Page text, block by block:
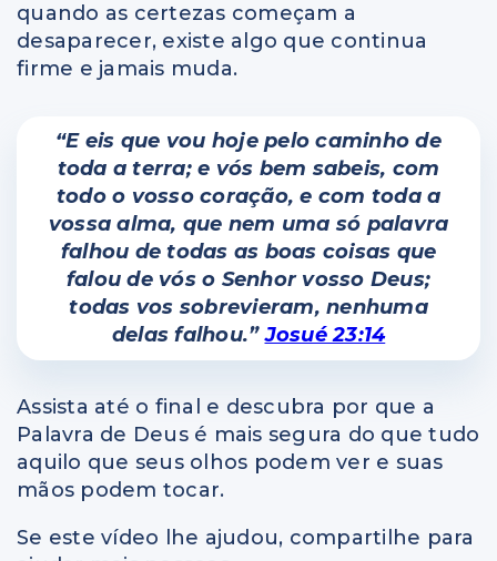
quando as certezas começam a
desaparecer, existe algo que continua
firme e jamais muda.
“E eis que vou hoje pelo caminho de
toda a terra; e vós bem sabeis, com
todo o vosso coração, e com toda a
vossa alma, que nem uma só palavra
falhou de todas as boas coisas que
falou de vós o Senhor vosso Deus;
todas vos sobrevieram, nenhuma
delas falhou.” Josué 23:14
Assista até o final e descubra por que a
Palavra de Deus é mais segura do que tudo
aquilo que seus olhos podem ver e suas
mãos podem tocar.
Se este vídeo lhe ajudou, compartilhe para